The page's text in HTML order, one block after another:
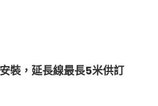
裝，延長線最長5米供訂